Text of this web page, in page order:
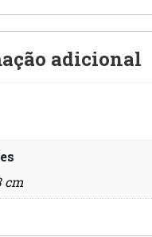
adicional
cm